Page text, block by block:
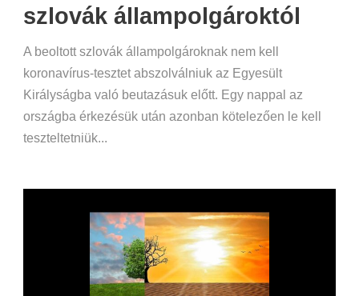
szlovák állampolgároktól
A beoltott szlovák állampolgároknak nem kell
koronavírus-tesztet abszolválniuk az Egyesült
Királyságba való beutazásuk előtt. Egy nappal az
országba érkezésük után azonban kötelezően le kell
teszteltetniük...